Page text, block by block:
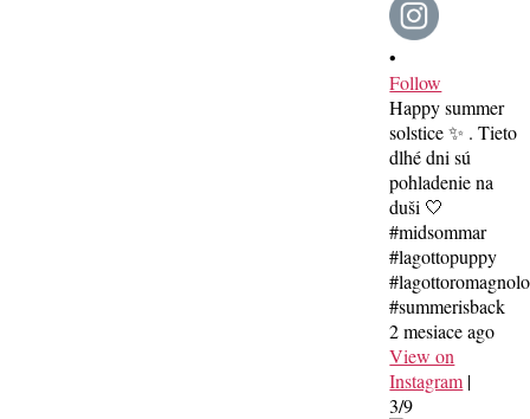
•
Follow
Happy summer
solstice ✨ . Tieto
dlhé dni sú
pohladenie na
duši 🤍
#midsommar
#lagottopuppy
#lagottoromagnolo
#summerisback
2 mesiace ago
View on
Instagram |
3/9